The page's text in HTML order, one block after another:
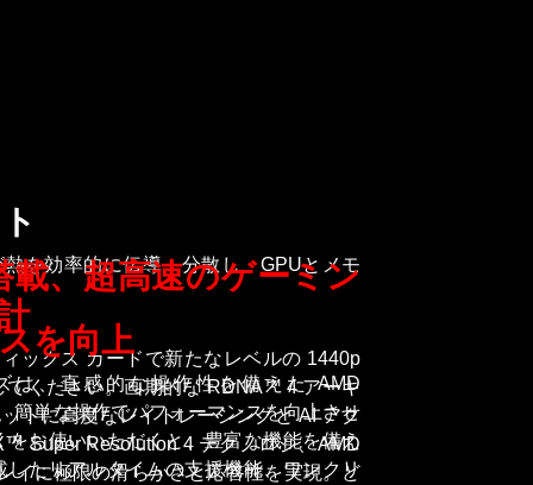
を効率的に伝導・分散し、GPUとメモ
、超高速のゲーミン
ックス カードで新たなレベルの 1440p
てください。画期的な RDNA™ 4 アーキ
トに高度なレイトレーシングと AI アク
Super Resolution 4 テクノロジ、AMD
イに極限の滑らかさと応答性を実現。ど
を向上
は、直感的な操作性を備えた AMD
簡単な操作でパフォーマンスを向上させ
お使いいただくと、豊富な機能を備え
たリアルタイムの支援機能、ワンクリ